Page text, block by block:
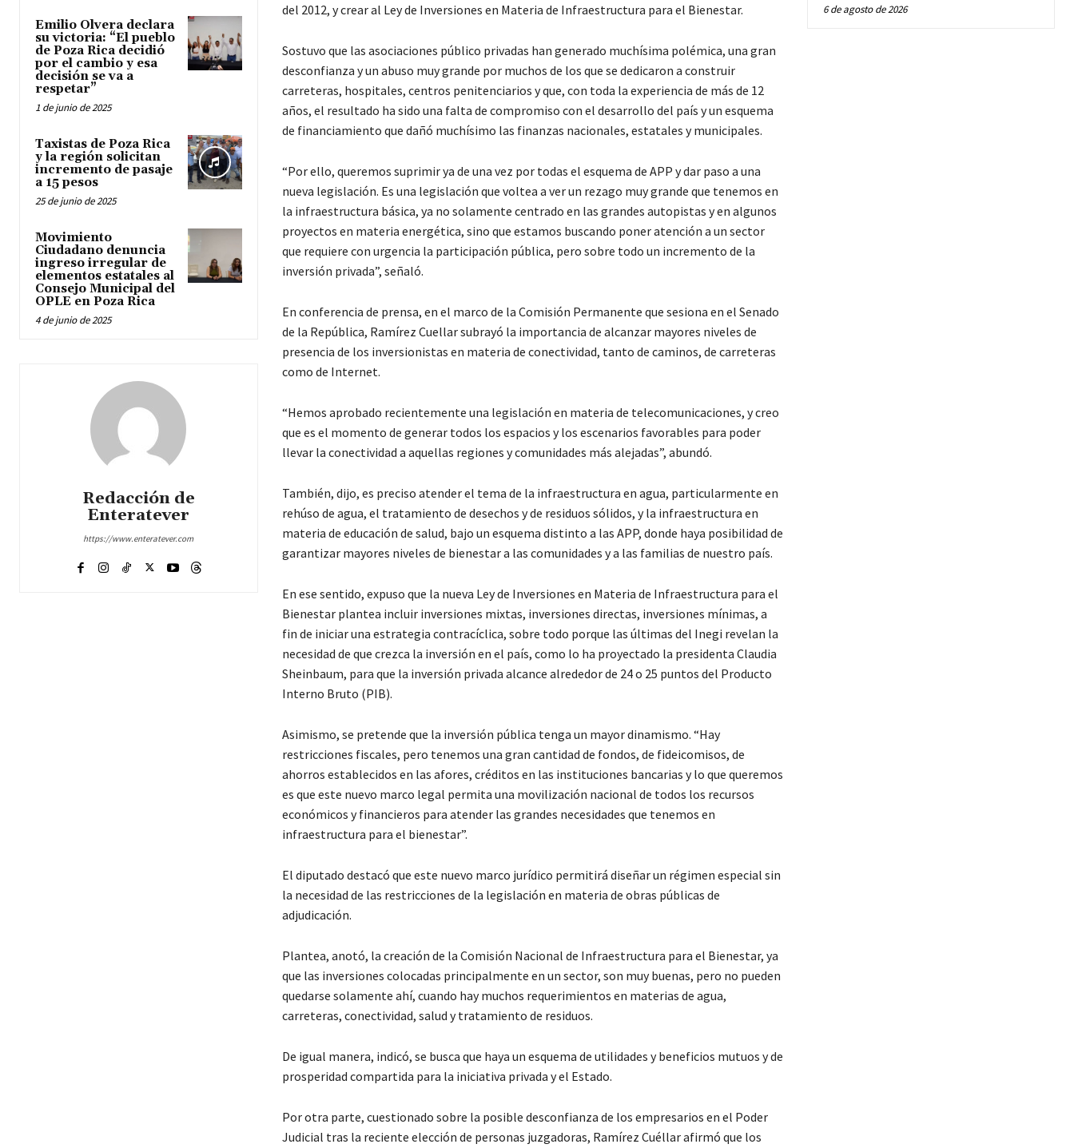
Emilio Olvera declara
su victoria: “El pueblo
de Poza Rica decidió
por el cambio y esa
decisión se va a
respetar”
1 de junio de 2025
Taxistas de Poza Rica
y la región solicitan
incremento de pasaje
a 15 pesos
25 de junio de 2025
Movimiento
Ciudadano denuncia
ingreso irregular de
elementos estatales al
Consejo Municipal del
OPLE en Poza Rica
4 de junio de 2025
Redacción de
Enteratever
https://www.enteratever.com
del 2012, y crear al Ley de Inversiones en Materia de Infraestructura para el Bienestar.
Sostuvo que las asociaciones público privadas han generado muchísima polémica, una gran
desconfianza y un abuso muy grande por muchos de los que se dedicaron a construir
carreteras, hospitales, centros penitenciarios y que, con toda la experiencia de más de 12
años, el resultado ha sido una falta de compromiso con el desarrollo del país y un esquema
de financiamiento que dañó muchísimo las finanzas nacionales, estatales y municipales.
“Por ello, queremos suprimir ya de una vez por todas el esquema de APP y dar paso a una
nueva legislación. Es una legislación que voltea a ver un rezago muy grande que tenemos en
la infraestructura básica, ya no solamente centrado en las grandes autopistas y en algunos
proyectos en materia energética, sino que estamos buscando poner atención a un sector
que requiere con urgencia la participación pública, pero sobre todo un incremento de la
inversión privada”, señaló.
En conferencia de prensa, en el marco de la Comisión Permanente que sesiona en el Senado
de la República, Ramírez Cuellar subrayó la importancia de alcanzar mayores niveles de
presencia de los inversionistas en materia de conectividad, tanto de caminos, de carreteras
como de Internet.
“Hemos aprobado recientemente una legislación en materia de telecomunicaciones, y creo
que es el momento de generar todos los espacios y los escenarios favorables para poder
llevar la conectividad a aquellas regiones y comunidades más alejadas”, abundó.
También, dijo, es preciso atender el tema de la infraestructura en agua, particularmente en
rehúso de agua, el tratamiento de desechos y de residuos sólidos, y la infraestructura en
materia de educación de salud, bajo un esquema distinto a las APP, donde haya posibilidad de
garantizar mayores niveles de bienestar a las comunidades y a las familias de nuestro país.
En ese sentido, expuso que la nueva Ley de Inversiones en Materia de Infraestructura para el
Bienestar plantea incluir inversiones mixtas, inversiones directas, inversiones mínimas, a
fin de iniciar una estrategia contracíclica, sobre todo porque las últimas del Inegi revelan la
necesidad de que crezca la inversión en el país, como lo ha proyectado la presidenta Claudia
Sheinbaum, para que la inversión privada alcance alrededor de 24 o 25 puntos del Producto
Interno Bruto (PIB).
Asimismo, se pretende que la inversión pública tenga un mayor dinamismo. “Hay
restricciones fiscales, pero tenemos una gran cantidad de fondos, de fideicomisos, de
ahorros establecidos en las afores, créditos en las instituciones bancarias y lo que queremos
es que este nuevo marco legal permita una movilización nacional de todos los recursos
económicos y financieros para atender las grandes necesidades que tenemos en
infraestructura para el bienestar”.
El diputado destacó que este nuevo marco jurídico permitirá diseñar un régimen especial sin
la necesidad de las restricciones de la legislación en materia de obras públicas de
adjudicación.
Plantea, anotó, la creación de la Comisión Nacional de Infraestructura para el Bienestar, ya
que las inversiones colocadas principalmente en un sector, son muy buenas, pero no pueden
quedarse solamente ahí, cuando hay muchos requerimientos en materias de agua,
carreteras, conectividad, salud y tratamiento de residuos.
De igual manera, indicó, se busca que haya un esquema de utilidades y beneficios mutuos y de
prosperidad compartida para la iniciativa privada y el Estado.
Por otra parte, cuestionado sobre la posible desconfianza de los empresarios en el Poder
Judicial tras la reciente elección de personas juzgadoras, Ramírez Cuéllar afirmó que los
6 de agosto de 2026